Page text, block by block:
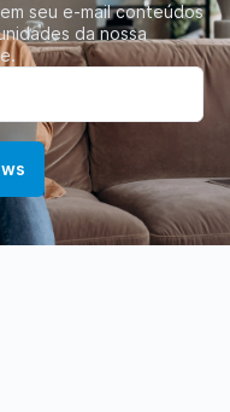
seu e-mail conteúdos
da nossa